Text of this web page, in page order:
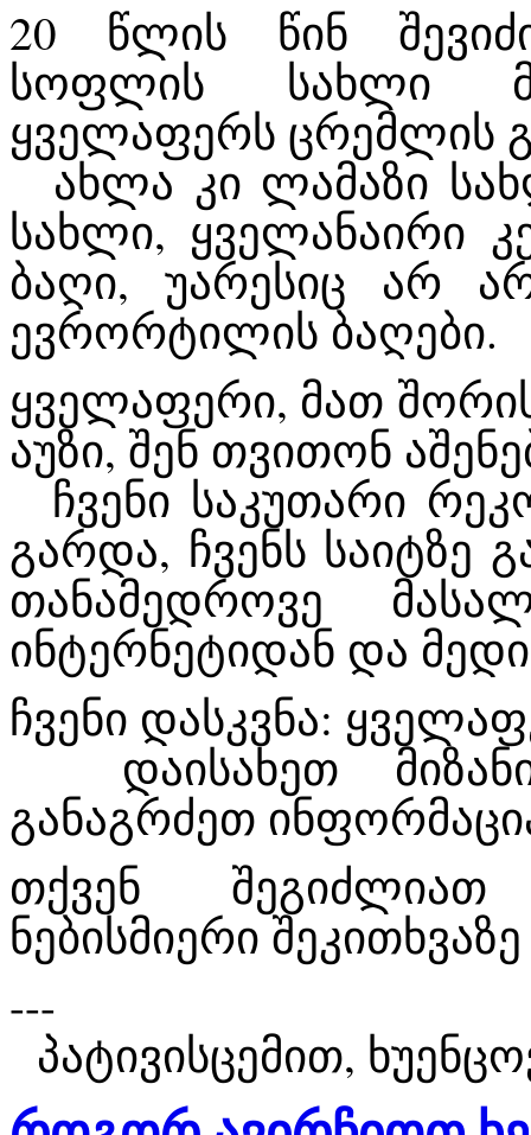
20 წლის წინ
სოფლის სახლი
ყველაფერს ცრემლის
ახლა კი ლამაზი
სახლი, ყველანაირი
ბაღი, უარესიც არ
ევრორტილის ბაღები.
ყველაფერი, მათ
აუზი, შენ თვითონ
ჩვენი საკუთარი
გარდა, ჩვენს საიტზე
თანამედროვე
ინტერნეტიდან და
ჩვენი დასკვნა:
დაისახეთ
განაგრძეთ
თქვენ
ნებისმიერი
---
პატივისცემით,